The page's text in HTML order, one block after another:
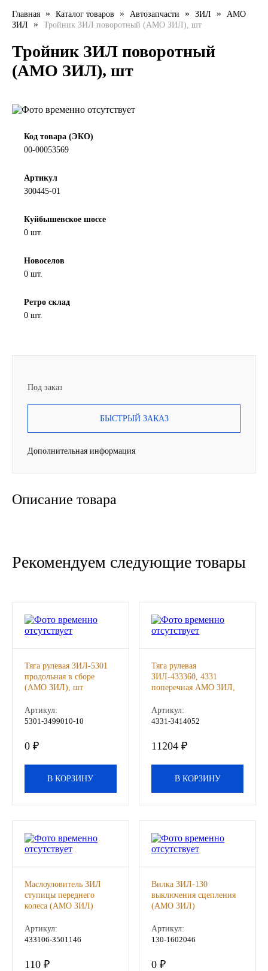
LIQUI MOLY
LUXE
MANNOL
MOBIL
MOTUL
Petro Canada
REPSOL
SHELL
TOTACHI
Valvoline
ГАЗПРОМ
РОСНЕФТЬ
North Sea Lubricants
Подшипники
ГПЗ
Автожидкости
Охлаждающие жидкости
Главная » Каталог товаров » Автозапчасти » ЗИЛ »
АМО
ЗИЛ
» Тройник ЗИЛ поворотный (АМО ЗИЛ), шт
Тройник ЗИЛ поворотный
(АМО ЗИЛ), шт
Код товара (ЭКО)
00-00053569
Артикул
300445-01
Куйбышевское шоссе
0 шт.
Новоселов
0 шт.
Ретро склад
0 шт.
Под заказ
БЫСТРЫЙ ЗАКАЗ
Дополнительная информация
Описание товара
Рекомендуем следующие товары
Тяга рулевая ЗИЛ-5301
продольная в сборе
(АМО ЗИЛ), шт
Артикул:
5301-3499010-10
0 ₽
В КОРЗИНУ
Тяга рулевая
ЗИЛ-433360, 4331
поперечная АМО ЗИЛ,
Артикул:
4331-3414052
11204 ₽
В КОРЗИНУ
Маслоуловитель ЗИЛ
ступицы переднего
колеса (АМО ЗИЛ)
Артикул:
433106-3501146
110 ₽
Вилка ЗИЛ-130
выключения сцепления
(АМО ЗИЛ)
Артикул:
130-1602046
0 ₽